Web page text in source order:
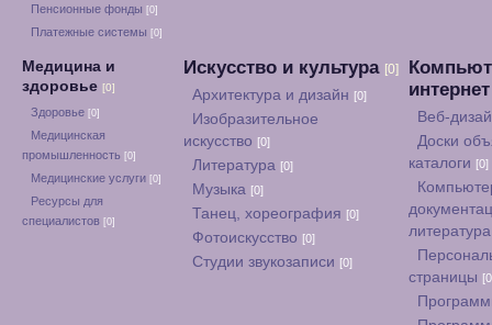
Пенсионные фонды [0]
Платежные системы [0]
Медицина и
здоровье [0]
Здоровье [0]
Медицинская
промышленность [0]
Медицинские услуги [0]
Ресурсы для
специалистов [0]
Искусство и культура [0]
Архитектура и дизайн [0]
Изобразительное
искусство [0]
Литература [0]
Музыка [0]
Танец, хореография [0]
Фотоискусство [0]
Студии звукозаписи [0]
Веб-
Доски
каталоги [0]
страницы